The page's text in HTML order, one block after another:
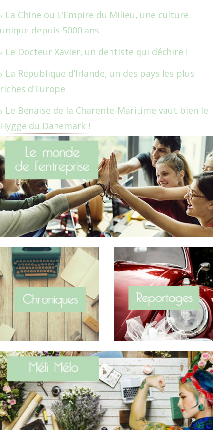
La Chine ou L’Empire du Milieu, une culture
unique depuis 5000 ans
Le Docteur Xavier, un dentiste qui déchire !
La République d’Irlande, un des pays les plus
riches d’Europe
Le Benaise de la Charente-Maritime vaut bien le
Hygge du Danemark !